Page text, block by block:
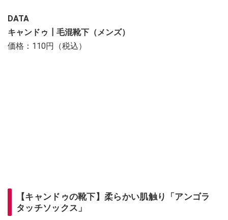
DATA
キャンドゥ┃毛混靴下（メンズ）
価格：110円（税込）
【キャンドゥの靴下】柔らかい肌触り「アンゴラ
タッチソックス」